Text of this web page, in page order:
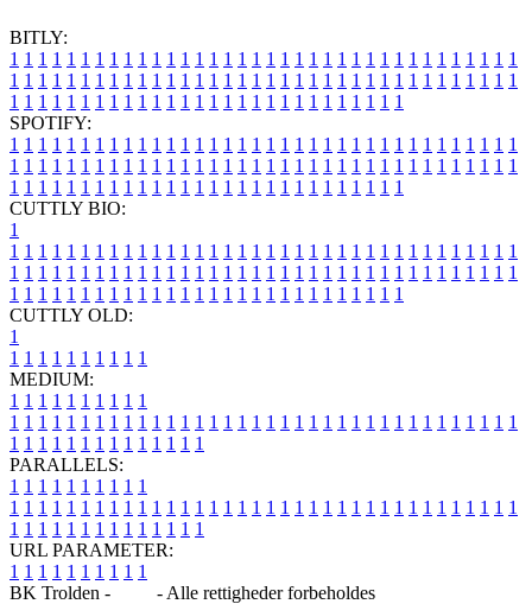
BITLY:
1 1 1 1 1 1 1 1 1 1 1 1 1 1 1 1 1 1 1 1 1 1 1 1 1 1 1 1 1 1 1 1 1 1 1 1
1 1 1 1 1 1 1 1 1 1 1 1 1 1 1 1 1 1 1 1 1 1 1 1 1 1 1 1 1 1 1 1 1 1 1 1
1 1 1 1 1 1 1 1 1 1 1 1 1 1 1 1 1 1 1 1 1 1 1 1 1 1 1 1
SPOTIFY:
1 1 1 1 1 1 1 1 1 1 1 1 1 1 1 1 1 1 1 1 1 1 1 1 1 1 1 1 1 1 1 1 1 1 1 1
1 1 1 1 1 1 1 1 1 1 1 1 1 1 1 1 1 1 1 1 1 1 1 1 1 1 1 1 1 1 1 1 1 1 1 1
1 1 1 1 1 1 1 1 1 1 1 1 1 1 1 1 1 1 1 1 1 1 1 1 1 1 1 1
CUTTLY BIO:
1
1 1 1 1 1 1 1 1 1 1 1 1 1 1 1 1 1 1 1 1 1 1 1 1 1 1 1 1 1 1 1 1 1 1 1 1
1 1 1 1 1 1 1 1 1 1 1 1 1 1 1 1 1 1 1 1 1 1 1 1 1 1 1 1 1 1 1 1 1 1 1 1
1 1 1 1 1 1 1 1 1 1 1 1 1 1 1 1 1 1 1 1 1 1 1 1 1 1 1 1
CUTTLY OLD:
1
1 1 1 1 1 1 1 1 1 1
MEDIUM:
1 1 1 1 1 1 1 1 1 1
1 1 1 1 1 1 1 1 1 1 1 1 1 1 1 1 1 1 1 1 1 1 1 1 1 1 1 1 1 1 1 1 1 1 1 1
1 1 1 1 1 1 1 1 1 1 1 1 1 1
PARALLELS:
1 1 1 1 1 1 1 1 1 1
1 1 1 1 1 1 1 1 1 1 1 1 1 1 1 1 1 1 1 1 1 1 1 1 1 1 1 1 1 1 1 1 1 1 1 1
1 1 1 1 1 1 1 1 1 1 1 1 1 1
URL PARAMETER:
1 1 1 1 1 1 1 1 1 1
BK Trolden -
- Alle rettigheder forbeholdes